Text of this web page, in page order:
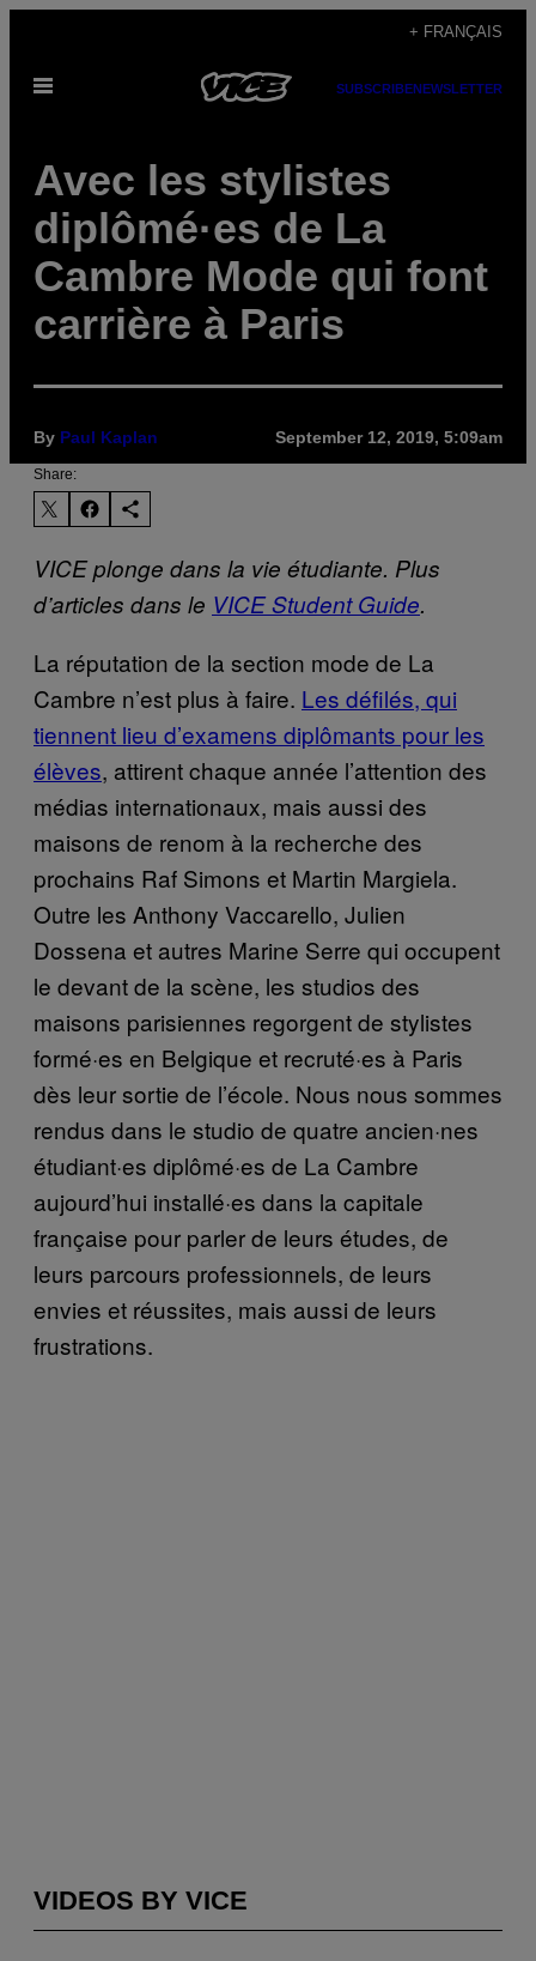
content
+ FRANÇAIS
Open
SUBSCRIBENEWSLETTER
Avec les stylistes
diplômé·es de La
Cambre Mode qui font
carrière à Paris
By Paul Kaplan September 12, 2019, 5:09am
Share:
VICE plonge dans la vie étudiante. Plus
d’articles dans le VICE Student Guide.
La réputation de la section mode de La
Cambre n’est plus à faire. Les défilés, qui
tiennent lieu d’examens diplômants pour les
élèves, attirent chaque année l’attention des
médias internationaux, mais aussi des
maisons de renom à la recherche des
prochains Raf Simons et Martin Margiela.
Outre les Anthony Vaccarello, Julien
Dossena et autres Marine Serre qui occupent
le devant de la scène, les studios des
maisons parisiennes regorgent de stylistes
formé·es en Belgique et recruté·es à Paris
dès leur sortie de l’école. Nous nous sommes
rendus dans le studio de quatre ancien·nes
étudiant·es diplômé·es de La Cambre
aujourd’hui installé·es dans la capitale
française pour parler de leurs études, de
leurs parcours professionnels, de leurs
envies et réussites, mais aussi de leurs
frustrations.
VIDEOS BY VICE